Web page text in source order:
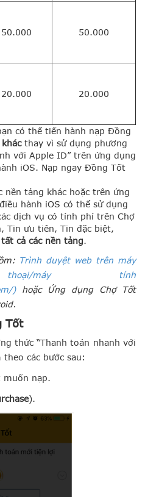
50.000 50.000
20.000 20.000
có thể tiến hành nạp Đồng
thay vì sử dụng phương
với Apple ID” trên ứng dụng
iOS. Nạp ngay Đồng Tốt
nền tảng khác hoặc trên ứng
hành iOS có thể sử dụng
dịch vụ có tính phí trên Chợ
Tin ưu tiên, Tin đặc biệt,
tất cả các nền tảng.
Trình duyệt web trên máy
máy tính
)
hoặc Ứng dụng Chợ Tốt
Tốt
thức “Thanh toán nhanh với
các bước sau:
muốn nạp.
).